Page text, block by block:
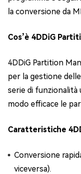
la conversione da
Cos’è 4DDiG
4DDiG Partition
per la gestione
serie di
modo efficace le
Caratteristiche
Conversione
viceversa).